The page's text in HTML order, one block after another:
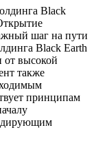
Black
шаг на пути
Black Earth
высокой
также
принципам